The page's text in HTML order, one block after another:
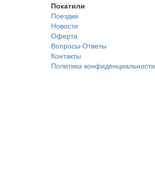
Покатили
Поездки
Новости
Оферта
Вопросы-Ответы
Контакты
Политика конфиденциальности